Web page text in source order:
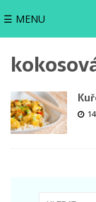
☰ MENU